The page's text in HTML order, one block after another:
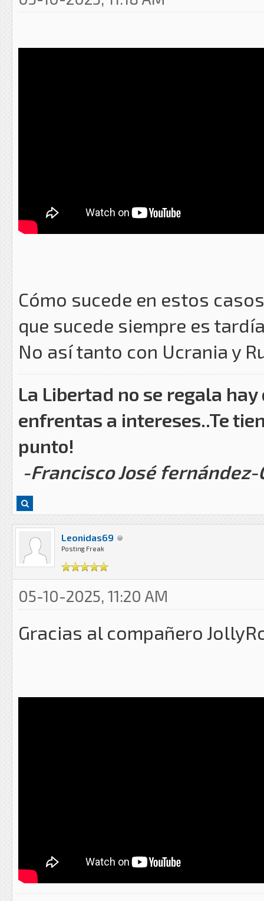
Cómo sucede en estos
que sucede siempre es
No así tanto con Ucrania y
La Libertad no se regala
enfrentas a intereses..Te
punto!
-Francisco José
Leonidas69
Posting Freak
05-10-2025, 11:20 AM
Gracias al compañero